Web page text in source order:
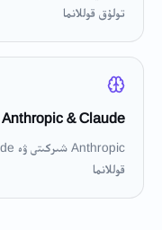
تولۇق قوللانما
Anthropic & Claude — ئۇيغۇرچە تولۇق يىلنامە
قوللانما